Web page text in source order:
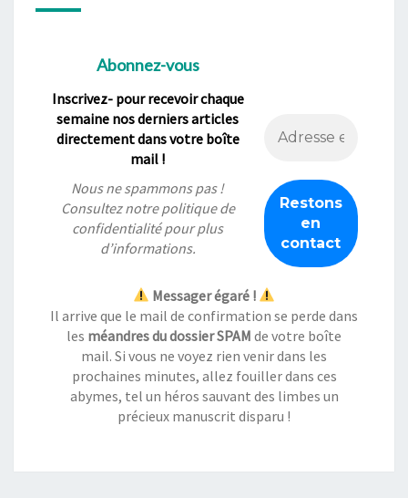
Abonnez-vous
Inscrivez- pour recevoir chaque
semaine nos derniers articles
directement dans votre boîte
mail !
Nous ne spammons pas !
Consultez notrepolitique de
confidentialitépour plus
d’informations.
Messager égaré !
Il arrive que le mail de confirmation se perde dans
les méandres du dossier SPAM de votre boîte
mail. Si vous ne voyez rien venir dans les
prochaines minutes, allez fouiller dans ces
abymes, tel un héros sauvant des limbes un
précieux manuscrit disparu !